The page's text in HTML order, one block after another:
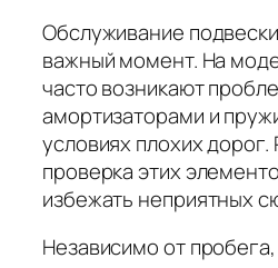
Обслуживание
важный момент. На
часто возникают
амортизаторами и
условиях плохих дорог.
проверка этих
избежать неприятных
Независимо от